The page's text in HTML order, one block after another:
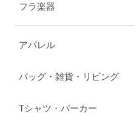
フラ楽器
アパレル
バッグ・雑貨・リビング
Tシャツ・パーカー